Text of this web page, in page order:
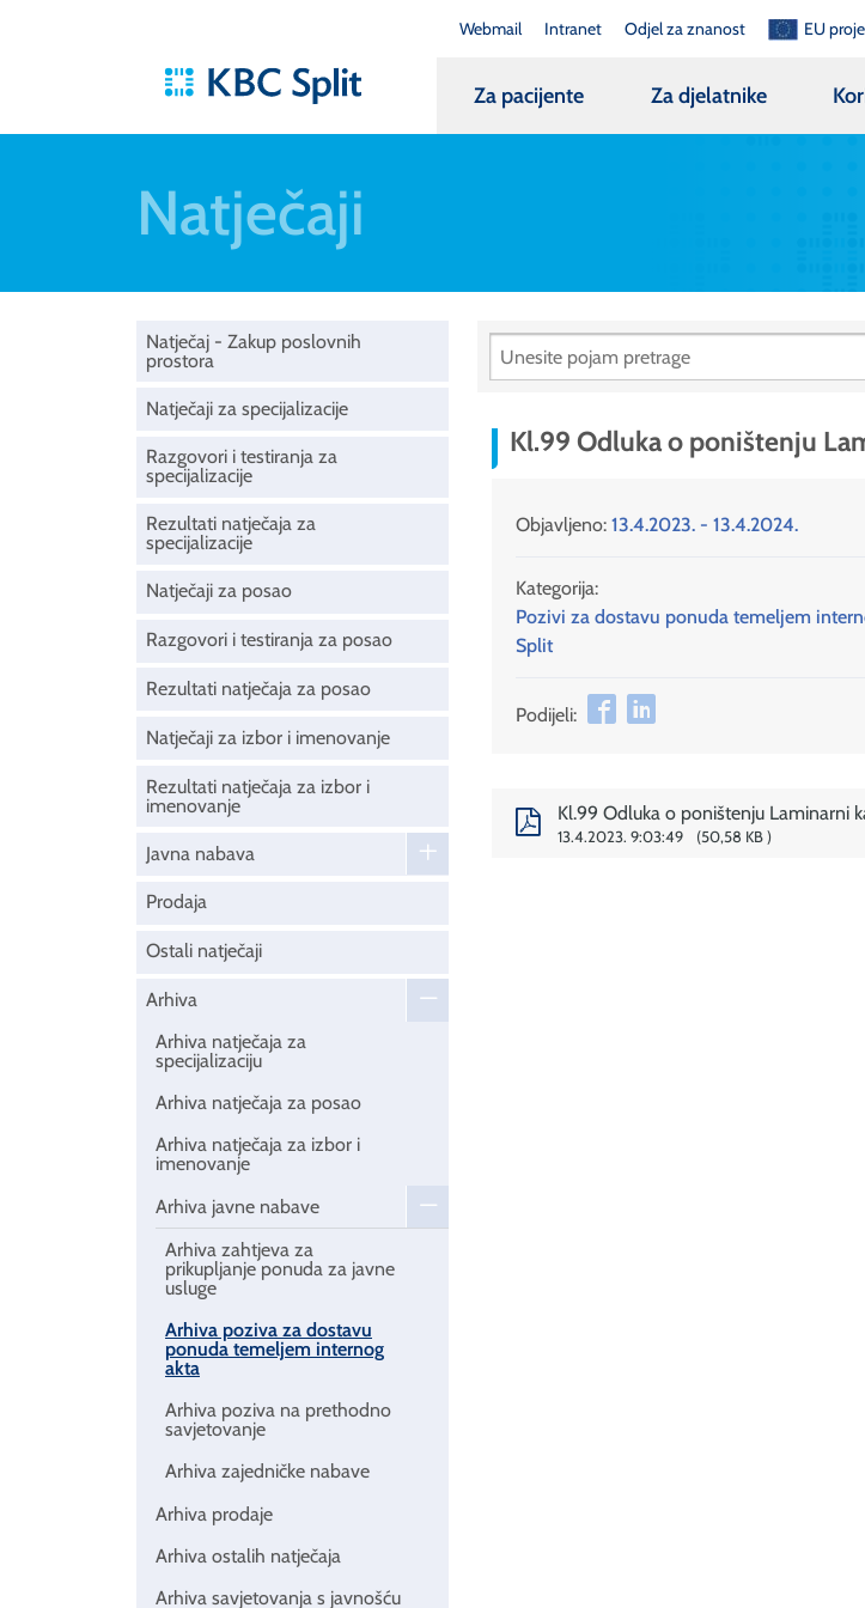
Webmail Intranet Odjel za znanost EU
Za pacijente Za djelatnike
Natječaji
Natječaj - Zakup poslovnih
prostora
Natječaji za specijalizacije
Razgovori i testiranja za
specijalizacije
Rezultati natječaja za
specijalizacije
Natječaji za posao
Razgovori i testiranja za posao
Rezultati natječaja za posao
Natječaji za izbor i imenovanje
Rezultati natječaja za izbor i
imenovanje
Javna nabava
Prodaja
Ostali natječaji
Arhiva
Arhiva natječaja za
specijalizaciju
Arhiva natječaja za posao
Arhiva natječaja za izbor i
imenovanje
Arhiva javne nabave
Arhiva zahtjeva za
prikupljanje ponuda za javne
usluge
Arhiva poziva za dostavu
ponuda temeljem internog
akta
Arhiva poziva na prethodno
savjetovanje
Arhiva zajedničke nabave
Arhiva prodaje
Arhiva ostalih natječaja
Arhiva savjetovanja s javnošću
Kl.99 Odluka o poništenju
Objavljeno: 13.4.2023. - 13.4.2024.
Kategorija:
Pozivi za dostavu ponuda temeljem
Split
Podijeli:
Kl.99 Odluka o poništenju Laminarni
13.4.2023. 9:03:49 50,58 KB